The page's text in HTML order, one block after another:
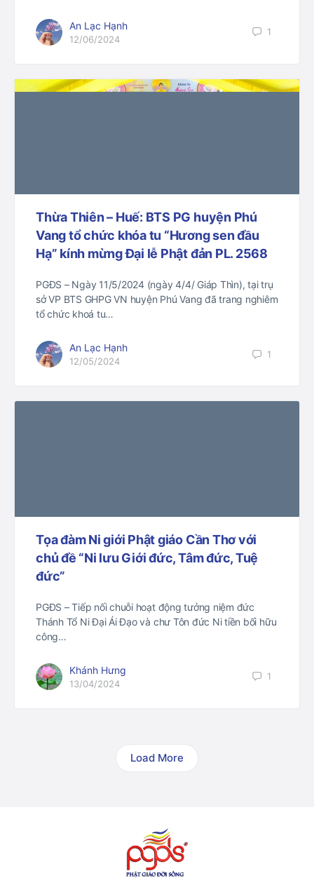
An Lạc Hạnh
12/06/2024
1
Thừa Thiên – Huế: BTS PG huyện Phú
Vang tổ chức khóa tu “Hương sen đầu
Hạ” kính mừng Đại lễ Phật đản PL. 2568
PGĐS – Ngày 11/5/2024 (ngày 4/4/ Giáp Thìn), tại trụ
sở VP BTS GHPG VN huyện Phú Vang đã trang nghiêm
tổ chức khoá tu…
An Lạc Hạnh
12/05/2024
1
Tọa đàm Ni giới Phật giáo Cần Thơ với
chủ đề “Ni lưu Giới đức, Tâm đức, Tuệ
đức”
PGĐS – Tiếp nối chuỗi hoạt động tưởng niệm đức
Thánh Tổ Ni Đại Ái Đạo và chư Tôn đức Ni tiền bối hữu
công…
Khánh Hưng
13/04/2024
1
Load More